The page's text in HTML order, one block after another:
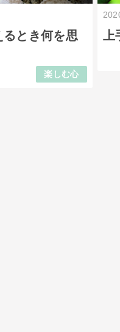
とき何を思
楽しむ心
上